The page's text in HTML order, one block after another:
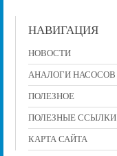
НАВИГАЦИЯ
НОВОСТИ
АНАЛОГИ НАСОСОВ
ПОЛЕЗНОЕ
ПОЛЕЗНЫЕ ССЫЛКИ
КАРТА САЙТА